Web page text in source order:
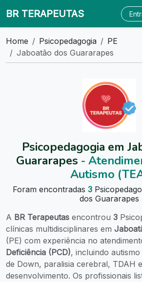
BR TERAPEUTAS
Home Psicopedagogia
PE
Jaboatão dos Guararapes
Psicopedagogia em
Guararapes -
Autismo
Foram encontradas 3
dos Guararapes
A BR Terapeutas encontrou 3
clínicas multidisciplinares em
(PE) com experiência no
Deficiência (PCD), incluindo
de Down, paralisia cerebral, TDAH
desenvolvimento. Os profissionais